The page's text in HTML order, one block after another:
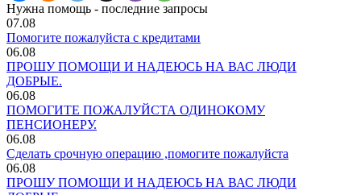
Нужна помощь - последние запросы
07.08
Помогите пожалуйста с кредитами
06.08
ПРОШУ ПОМОЩИ И НАДЕЮСЬ НА ВАС ЛЮДИ
ДОБРЫЕ.
06.08
ПОМОГИТЕ ПОЖАЛУЙСТА ОДИНОКОМУ
ПЕНСИОНЕРУ.
06.08
Сделать срочную операцию ,помогите пожалуйста
06.08
ПРОШУ ПОМОЩИ И НАДЕЮСЬ НА ВАС ЛЮДИ